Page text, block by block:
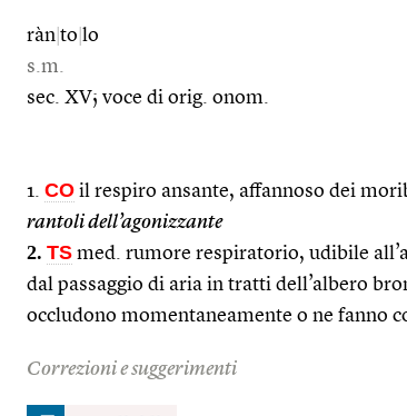
ràn to lo
s.m.
sec. XV; voce di orig. onom.
1. CO il respiro ansante, affannoso dei
rantoli dell’agonizzante
2. TS med. rumore respiratorio, udibile
dal passaggio di aria in tratti dell’albero
occludono momentaneamente o ne fanno
Correzioni e suggerimenti